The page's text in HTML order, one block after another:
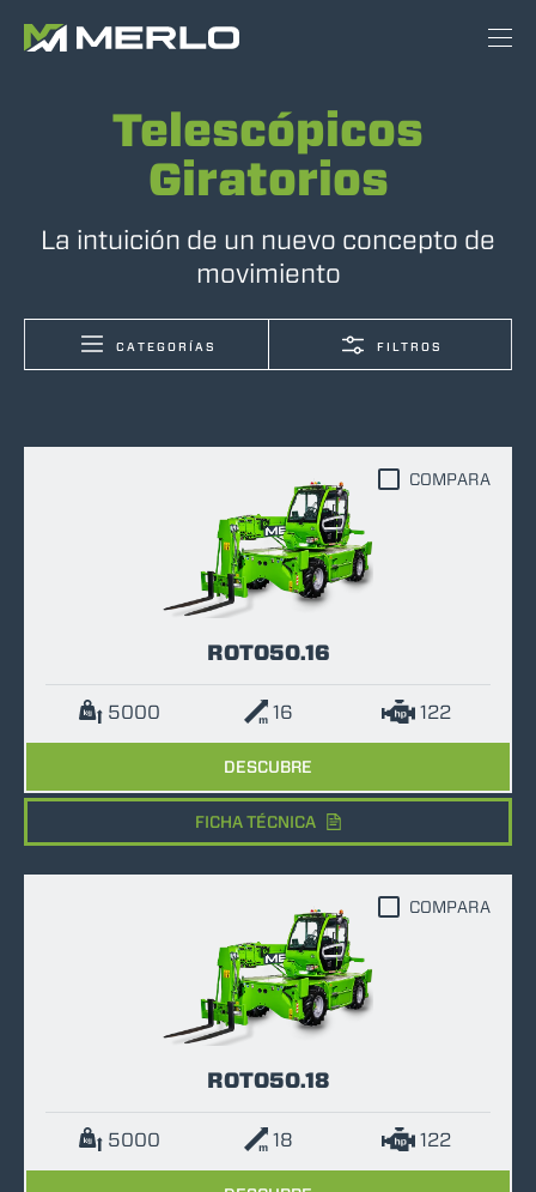
Telescópicos
Giratorios
La intuición de un nuevo concepto de
movimiento
CATEGORÍAS FILTROS
ROTO50.16
5000 16 122
DESCUBRE
COMPARA
FICHA TÉCNICA
ROTO50.18
5000 18 122
COMPARA